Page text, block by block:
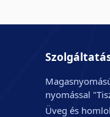
nyomással
Üveg és